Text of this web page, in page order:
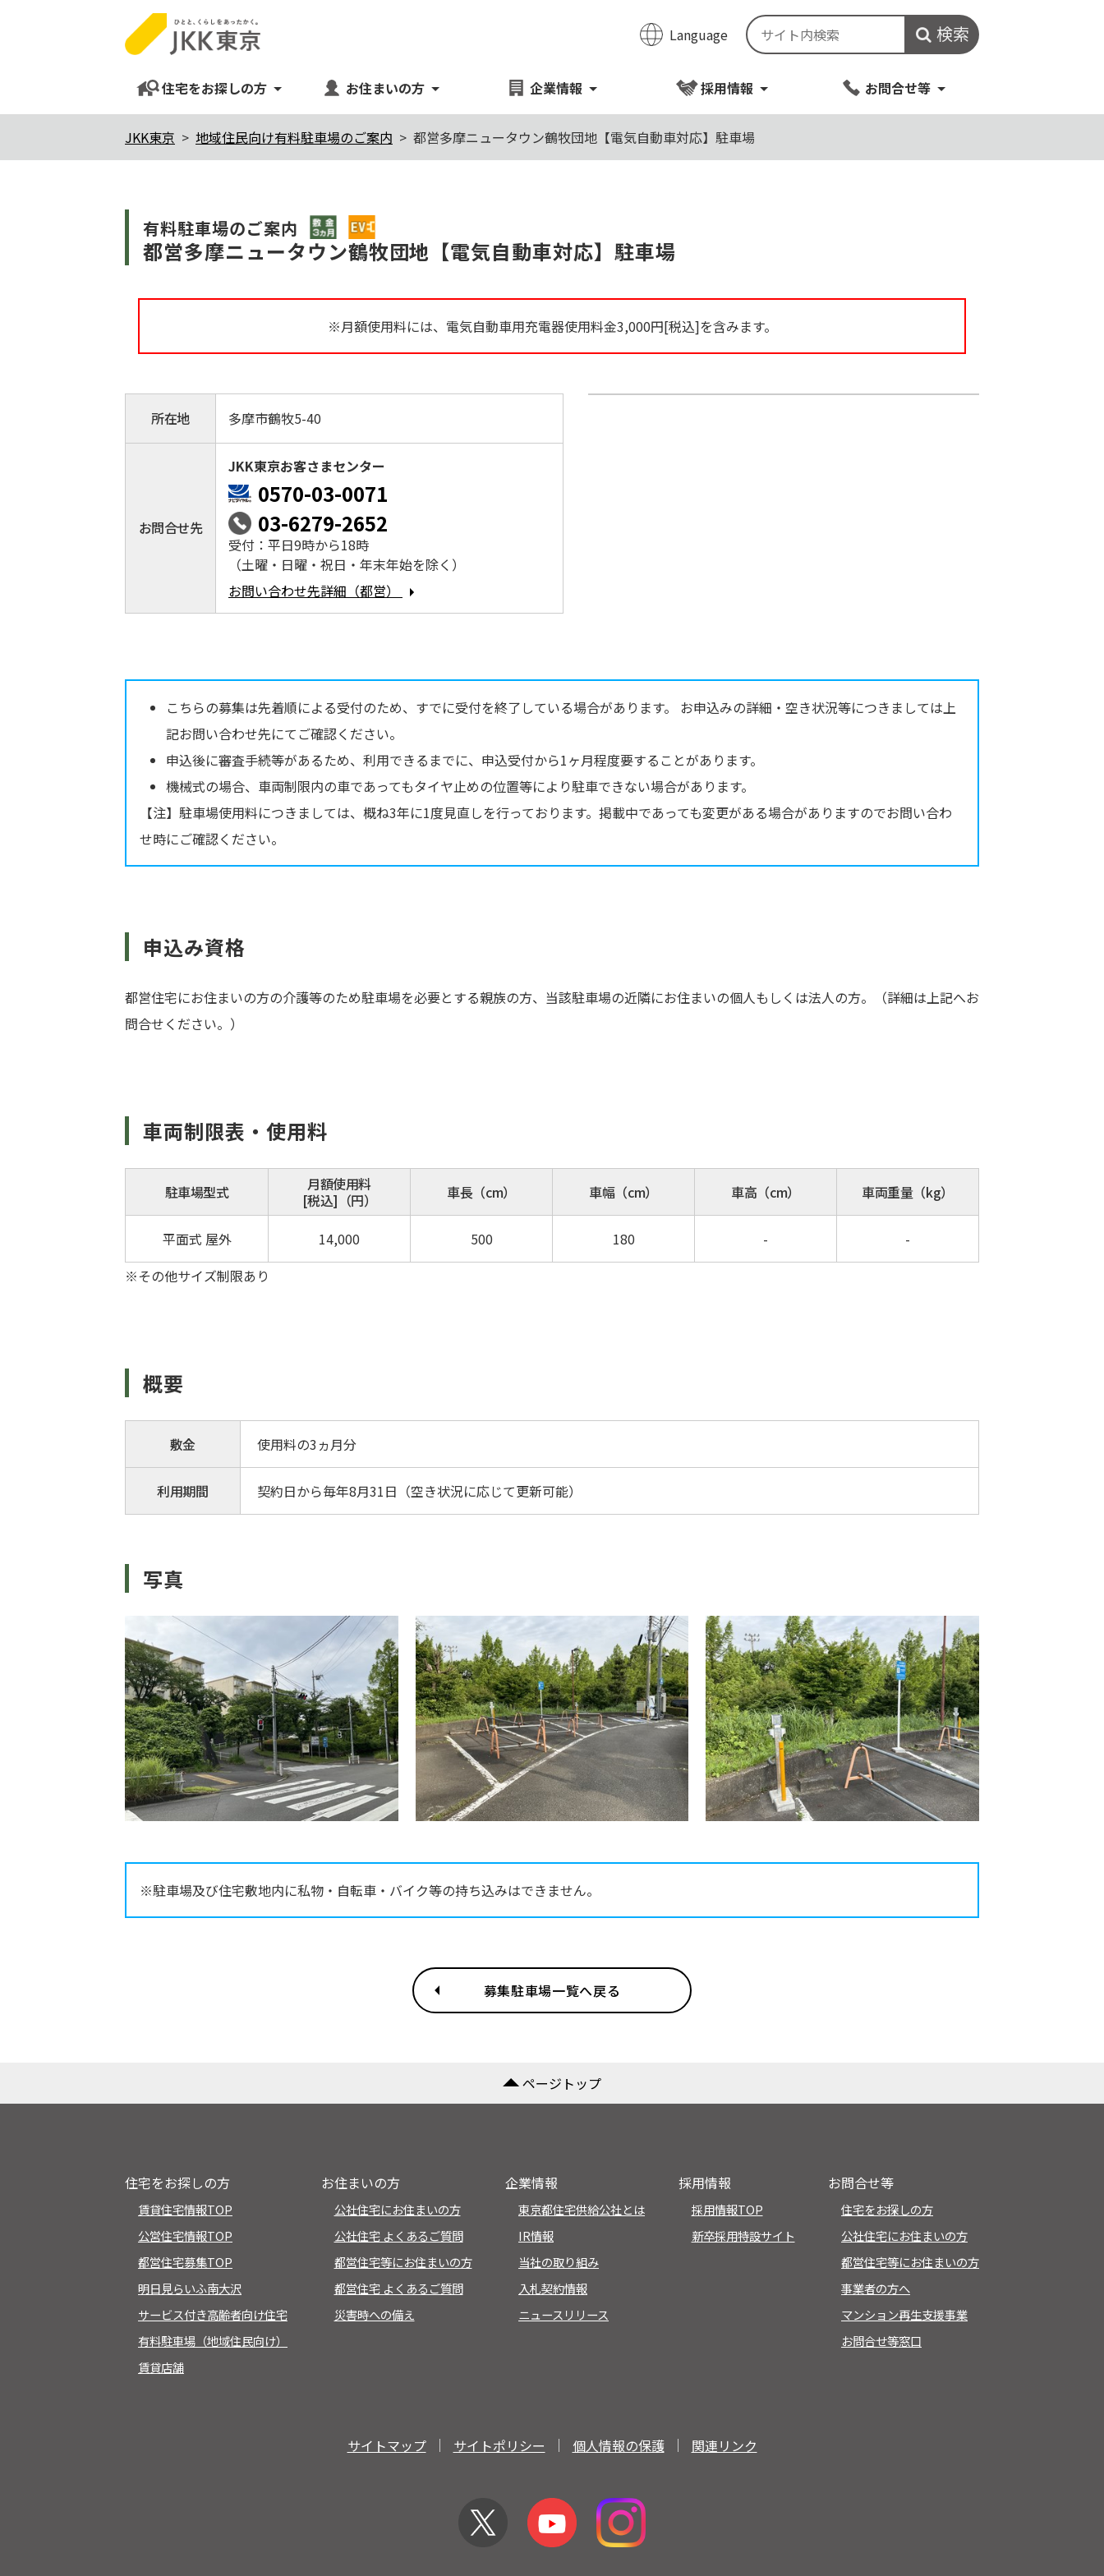
Language 検索
住宅をお探しの方 お住まいの方 企業情報 採用情報
お問合せ等
JKK東京 地域住民向け有料駐車場のご案内 都営多摩ニュータウン鶴牧団地【電気自動車対応】駐車場
有料駐⾞場のご案内 敷金3か月
$Item
都営多摩ニュータウン鶴牧団地【電気自動車対応】駐車場
※月額使用料には、電気自動車用充電器使用料金3,000円[税込]を含みます。
所在地 多摩市鶴牧5-40
お問合せ先
JKK東京お客さまセンター
0570-03-0071
03-6279-2652
受付：平日9時から18時
（土曜・日曜・祝日・年末年始を除く）
お問い合わせ先詳細（都営）
こちらの募集は先着順による受付のため、すでに受付を終了している場合があります。 お申込みの詳細・空き状況等につきましては上
記お問い合わせ先にてご確認ください。
申込後に審査手続等があるため、利用できるまでに、申込受付から1ヶ月程度要することがあります。
機械式の場合、車両制限内の車であってもタイヤ止めの位置等により駐車できない場合があります。
【注】駐車場使用料につきましては、概ね3年に1度見直しを行っております。掲載中であっても変更がある場合がありますのでお問い合わ
せ時にご確認ください。
申込み資格
都営住宅にお住まいの方の介護等のため駐車場を必要とする親族の方、当該駐車場の近隣にお住まいの個人もしくは法人の方。（詳細は上記へお
問合せください。）
車両制限表・使用料
駐車場型式
月額使用料
[税込]（円）
車長（cm） 車幅（cm） 車高（cm） 車両重量（kg）
平面式 屋外 14,000 500 180 -
-
※その他サイズ制限あり
概要
敷金 使用料の3ヵ月分
利用期間 契約日から毎年8月31日（空き状況に応じて更新可能）
写真
※駐車場及び住宅敷地内に私物・自転車・バイク等の持ち込みはできません。
募集駐車場一覧へ戻る
ページトップ
住宅をお探しの方
賃貸住宅情報TOP
公営住宅情報TOP
都営住宅募集TOP
明日見らいふ南大沢
サービス付き高齢者向け住宅
有料駐車場（地域住民向け）
賃貸店舗
お住まいの方
公社住宅にお住まいの方
公社住宅 よくあるご質問
都営住宅等にお住まいの方
都営住宅 よくあるご質問
災害時への備え
企業情報
東京都住宅供給公社とは
IR情報
当社の取り組み
入札契約情報
ニュースリリース
採用情報
採用情報TOP
新卒採用特設サイト
お問合せ等
住宅をお探しの方
公社住宅にお住まいの方
都営住宅等にお住まいの方
事業者の方へ
マンション再生支援事業
お問合せ等窓口
サイトマップ サイトポリシー 個人情報の保護 関連リンク